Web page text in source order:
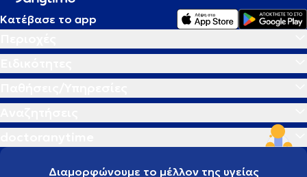
Κατέβασε το app
Διαμορφώνουμε το μέλλον της υγείας